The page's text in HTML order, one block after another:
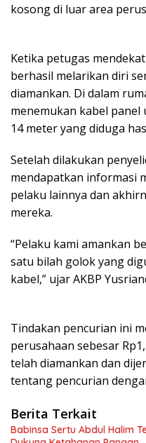
kosong di luar area
Ketika petugas
berhasil melarikan diri
diamankan. Di dalam
menemukan kabel
14 meter yang diduga
Setelah dilakukan
mendapatkan informasi
pelaku lainnya dan
mereka.
“Pelaku kami amankan
satu bilah golok yang
kabel,” ujar AKBP
Tindakan pencurian ini
perusahaan sebesar
telah diamankan dan
tentang pencurian
Berita Terkait
Babinsa Sertu Abdul Halim